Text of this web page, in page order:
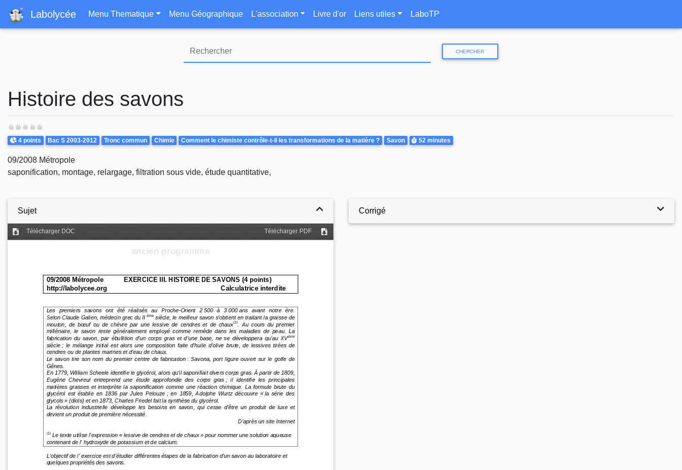
au
contenu
Labolycée Navigation principale
Menu Thematique Menu Géographique L'association Livre d'or Liens utiles LaboTP
CHERCHER
Histoire des savons
Points
4 points Theme
Bac S 2003-2012 Tronc commun Chimie Comment le chimiste contrôle-t-il les transformations de la matière ? Savon Durée
52 minutes
09/2008 Métropole
saponification, montage, relargage, filtration sous vide, étude quantitative,
Sujet Corrigé